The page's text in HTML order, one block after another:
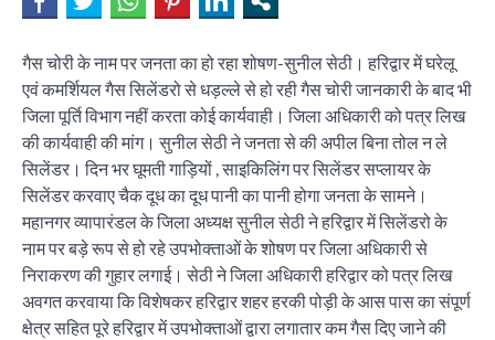
गैस चोरी के नाम पर जनता का हो रहा शोषण-सुनील सेठी। हरिद्वार में घरेलू
एवं कमर्शियल गैस सिलेंडरो से धड़ल्ले से हो रही गैस चोरी जानकारी के बाद भी
जिला पूर्ति विभाग नहीं करता कोई कार्यवाही। जिला अधिकारी को पत्र लिख
की कार्यवाही की मांग। सुनील सेठी ने जनता से की अपील बिना तोल न ले
सिलेंडर। दिन भर घूमती गाड़ियों , साइकिलिंग पर सिलेंडर सप्लायर के
सिलेंडर करवाए चैक दूध का दूध पानी का पानी होगा जनता के सामने।
महानगर व्यापारंडल के जिला अध्यक्ष सुनील सेठी ने हरिद्वार में सिलेंडरो के
नाम पर बड़े रूप से हो रहे उपभोक्ताओं के शोषण पर जिला अधिकारी से
निराकरण की गुहार लगाई। सेठी ने जिला अधिकारी हरिद्वार को पत्र लिख
अवगत करवाया कि विशेषकर हरिद्वार शहर हरकी पोड़ी के आस पास का संपूर्ण
क्षेत्र सहित पूरे हरिद्वार में उपभोक्ताओं द्वारा लगातार कम गैस दिए जाने की